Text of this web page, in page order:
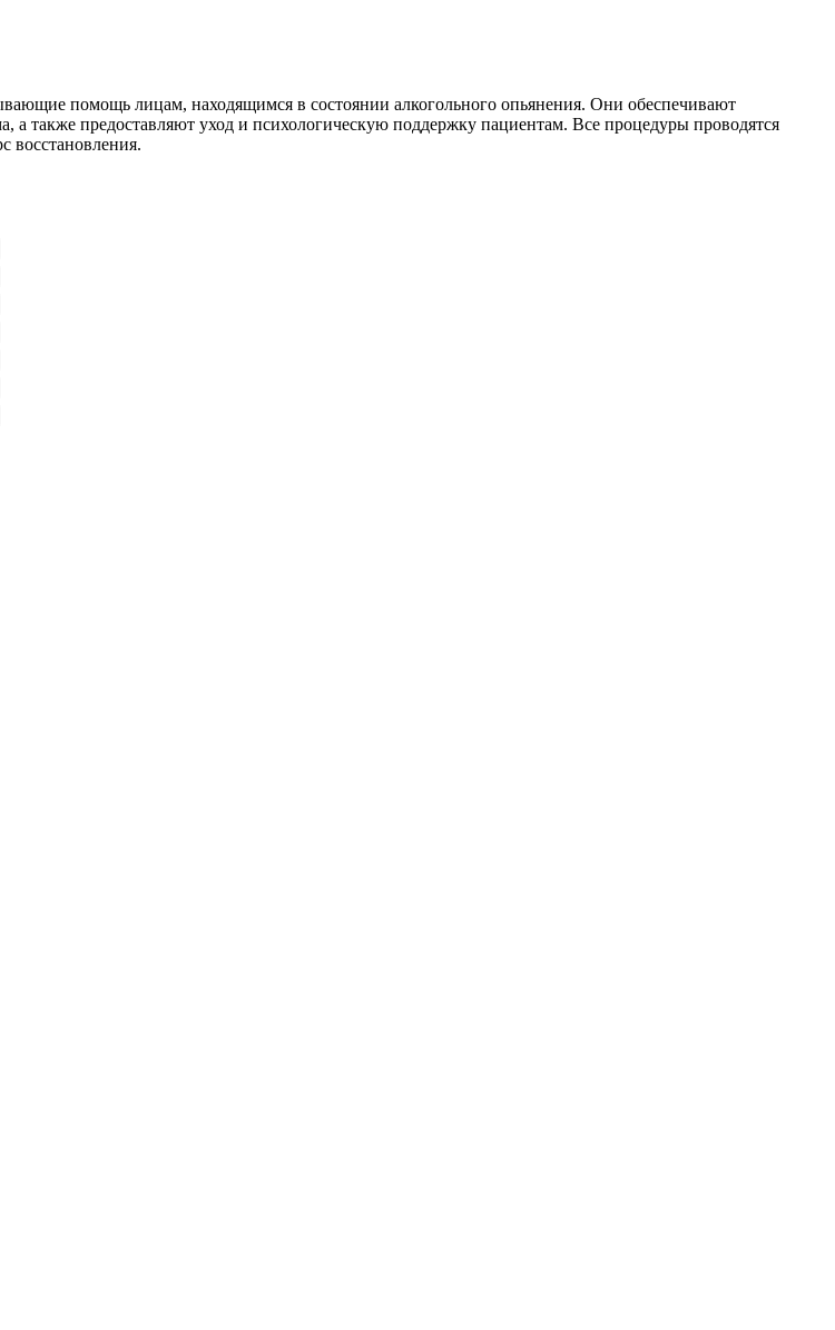
помощь лицам, находящимся в состоянии алкогольного опьянения. Они обеспечивают
также предоставляют уход и психологическую поддержку пациентам. Все процедуры проводятся
восстановления.